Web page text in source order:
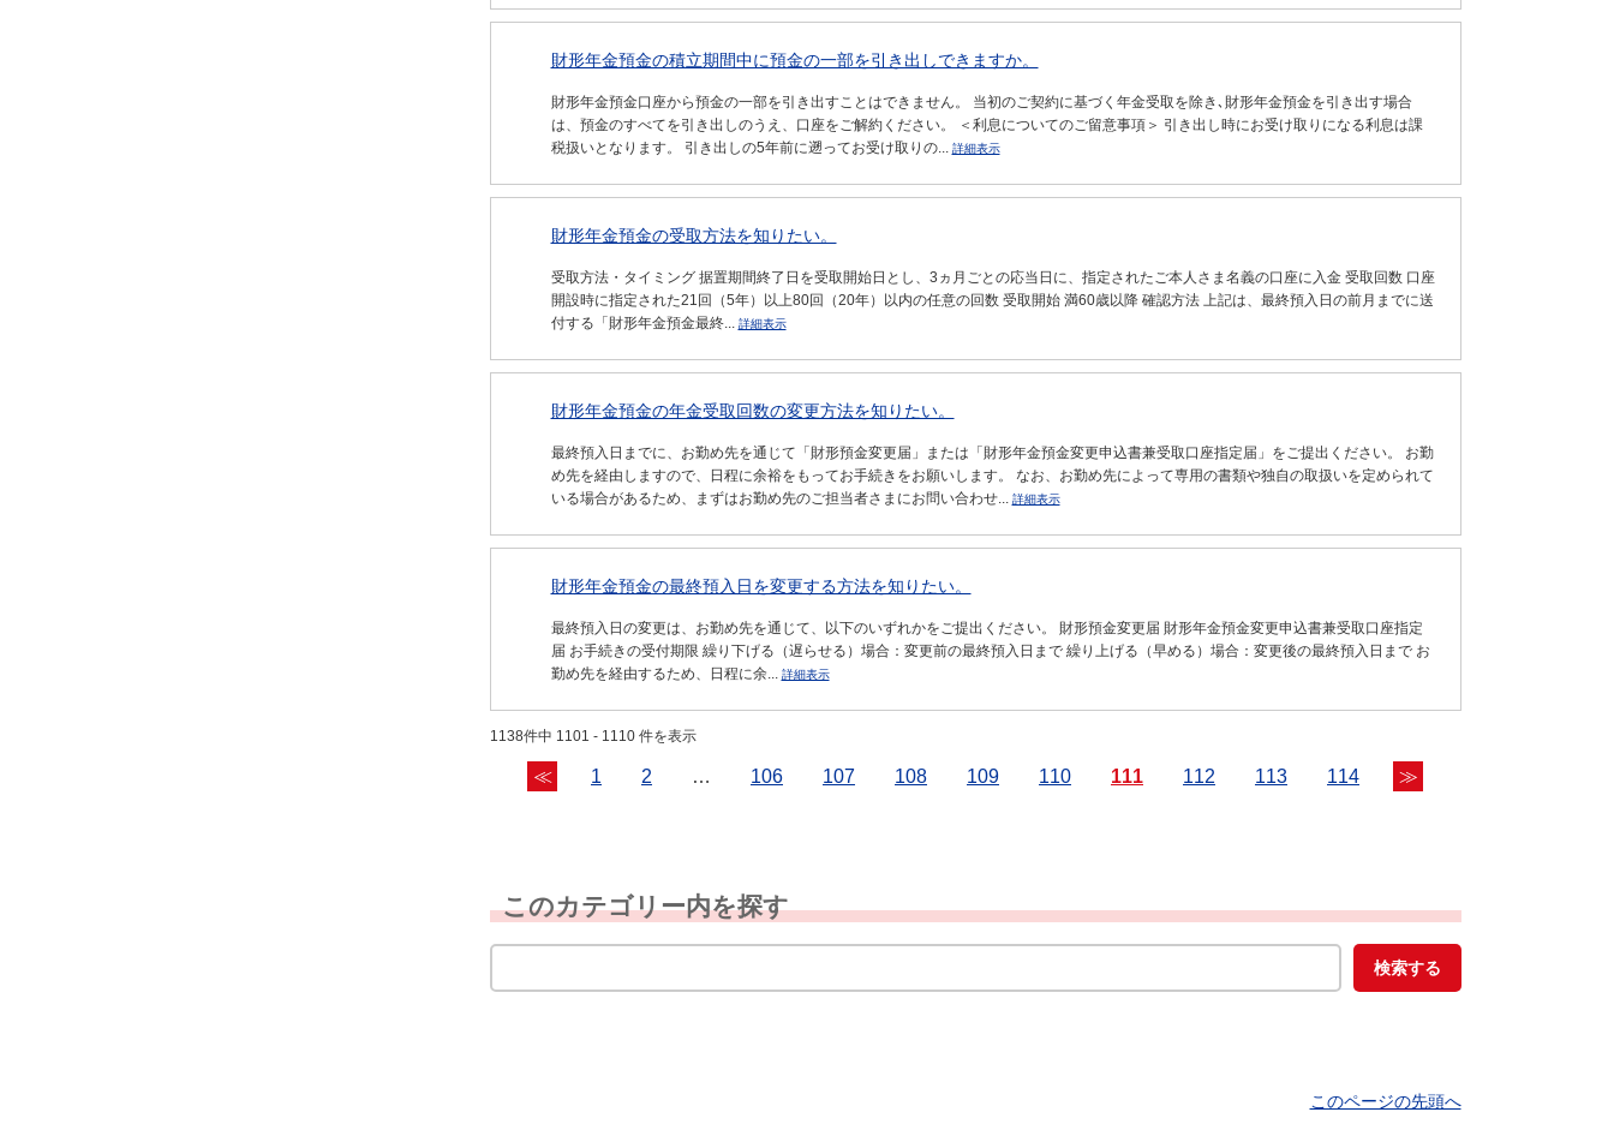
財形年金預金の積立期間中に預金の一部を引き出しできますか。
財形年金預金口座から預金の一部を引き出すことはできません。 当初のご契約に基づく年金受取を除き､財形年金預金を引き出す場合
は、預金のすべてを引き出しのうえ、口座をご解約ください。 ＜利息についてのご留意事項＞ 引き出し時にお受け取りになる利息は課
税扱いとなります。 引き出しの5年前に遡ってお受け取りの... 詳細表示
財形年金預金の受取方法を知りたい。
受取方法・タイミング 据置期間終了日を受取開始日とし、3ヵ月ごとの応当日に、指定されたご本人さま名義の口座に入金 受取回数 口座
開設時に指定された21回（5年）以上80回（20年）以内の任意の回数 受取開始 満60歳以降 確認方法 上記は、最終預入日の前月までに送
付する「財形年金預金最終... 詳細表示
財形年金預金の年金受取回数の変更方法を知りたい。
最終預入日までに、お勤め先を通じて「財形預金変更届」または「財形年金預金変更申込書兼受取口座指定届」をご提出ください。 お勤
め先を経由しますので、日程に余裕をもってお手続きをお願いします。 なお、お勤め先によって専用の書類や独自の取扱いを定められて
いる場合があるため、まずはお勤め先のご担当者さまにお問い合わせ... 詳細表示
財形年金預金の最終預入日を変更する方法を知りたい。
最終預入日の変更は、お勤め先を通じて、以下のいずれかをご提出ください。 財形預金変更届 財形年金預金変更申込書兼受取口座指定
届 お手続きの受付期限 繰り下げる（遅らせる）場合：変更前の最終預入日まで 繰り上げる（早める）場合：変更後の最終預入日まで お
勤め先を経由するため、日程に余... 詳細表示
1138件中 1101 - 1110 件を表示
≪ 1 2 … 106 107 108 109 110 111 112 113 114 ≫
このカテゴリー内を探す
このページの先頭へ